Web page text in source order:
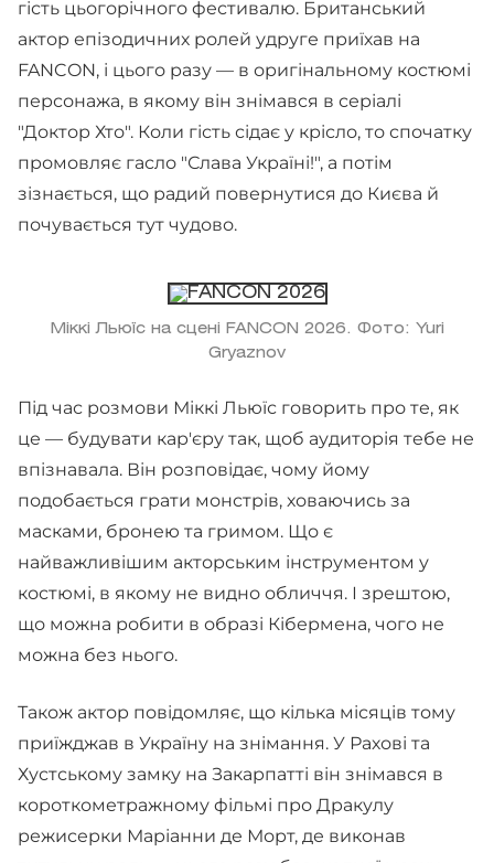
гість цьогорічного фестивалю. Британський
актор епізодичних ролей удруге приїхав на
FANCON, і цього разу — в оригінальному костюмі
персонажа, в якому він знімався в серіалі
"Доктор Хто". Коли гість сідає у крісло, то спочатку
промовляє гасло "Слава Україні!", а потім
зізнається, що радий повернутися до Києва й
почувається тут чудово.
Міккі Льюїс на сцені FANCON 2026. Фото: Yuri
Gryaznov
Під час розмови Міккі Льюїс говорить про те, як
це — будувати кар'єру так, щоб аудиторія тебе не
впізнавала. Він розповідає, чому йому
подобається грати монстрів, ховаючись за
масками, бронею та гримом. Що є
найважливішим акторським інструментом у
костюмі, в якому не видно обличчя. І зрештою,
що можна робити в образі Кібермена, чого не
можна без нього.
Також актор повідомляє, що кілька місяців тому
приїжджав в Україну на знімання. У Рахові та
Хустському замку на Закарпатті він знімався в
короткометражному фільмі про Дракулу
режисерки Маріанни де Морт, де виконав